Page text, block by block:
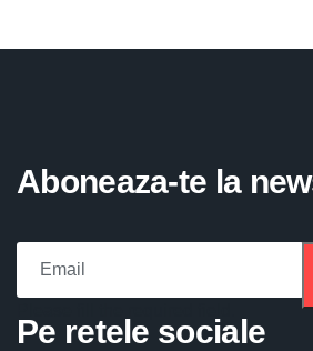
Aboneaza-te la
Pe retele sociale